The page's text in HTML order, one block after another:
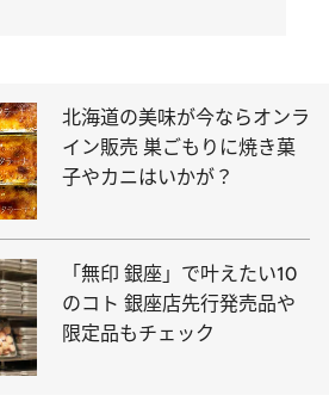
北海道の美味が今ならオンラ
イン販売 巣ごもりに焼き菓
子やカニはいかが？
「無印 銀座」で叶えたい10
のコト 銀座店先行発売品や
限定品もチェック